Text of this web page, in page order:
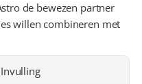
de bewezen partner
willen combineren met
Invulling